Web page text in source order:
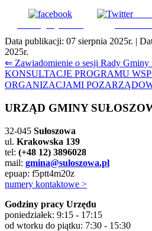
Data publikacji: 07 sierpnia 2025r. |
2025r.
Nawigacja
wpisu
⇐ Zawiadomienie o sesji Rady Gminy
KONSULTACJE PROGRAMU
ORGANIZACJAMI
URZĄD GMINY
32-045 Sułoszowa
ul. Krakowska 139
tel: (+48 12) 3896028
mail: gmina@suloszowa.pl
epuap: f5ptt4m20z
numery kontaktowe >
Godziny pracy Urzędu
poniedziałek: 9:15 - 17:15
od wtorku do piątku: 7:30 - 15:30